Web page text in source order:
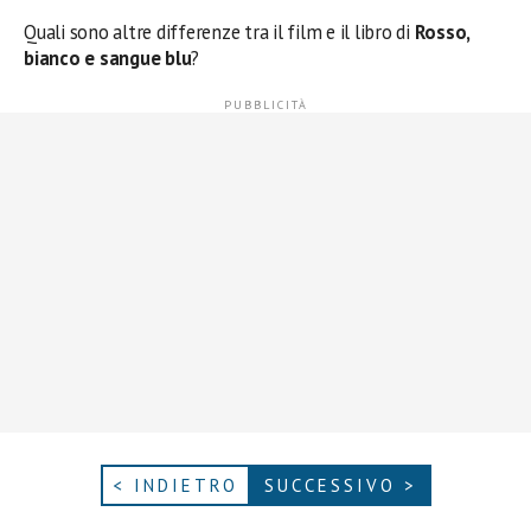
Quali sono altre differenze tra il film e il libro di Rosso,
bianco e sangue blu?
< INDIETRO SUCCESSIVO >